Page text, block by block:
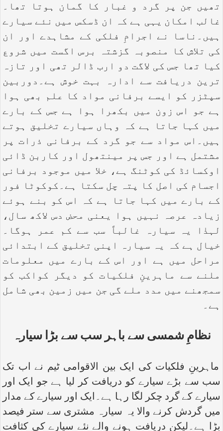
تھیں جن پر گرد و غبار کا گمان ہوتا تھا۔
غالب امکان یہی ہے کہ ان ڈسکس میں نئے سیارے
ہیں۔ناسا نے اجرامِ فلکی کے مشاہدے اور ان
کی تلاش کا منصوبہ گزشتہ برس اگست میں شروع
کیا تھا جس کی لاگت دو ارب ڈالر تھی اور تازہ
ترین دریافت سے ادارہ بہت خوش ہے۔دوربین
سپٹزر کو ایسے برفانی مواد کا علم بھی ہوا
ہے جو اس زون میں بکھرا ہوا ہے جس کے بارے
میں کہا جاتا ہے کہ وہاں سیارے تخلیق ہوتے
ہیں۔اس مواد سے جو گرد کے برفانی ذرات پر
مشتمل ہے اور جس پر مینتھول اور کاربن ڈائی
اوکسائڈ کی کوٹنگ ہے، خلا میں موجود برفانی
اجسام کی اصل کا پتہ چل سکتا ہے۔کوکوٹا فور
کے بارے میں کہا جاتا ہے کہ اس کو بنے ہوئے
زیادہ عرصہ نہیں ہوا یعنی محض دس لاکھ سال،
لہذٰا یہ سیارہ غالباً سب سے کم عمر ہوگا۔
خیال ہے کہ یہ سیارہ اپنی تخلیق کے ابتدائی
مراحل میں ہے اور اس کے بارے میں معلومات
ملنے سے ماہرینِ فلکیات کو دیگر کواکب کو
سمجھنے میں مدد ملے گی جن میں زمین بھی شامل
ہے۔
نظامِ شمسی سے باہر سب سے بڑا سیارہ
ماہرینِ فلکیات کی ایک بین الاقوامی ٹیم نے اب تک
سب سے بڑے سیارے کو دریافت کر لیا ہے جو ایک اور
سیارے کے گرد چکر لگا رہا ہے۔ایک اور سیارے کے مدار
میں گردش کرنے والا یہ سیارہ مشتری سے ستر فیصد
بڑا ہے۔لیکن دریافت ہونے والے نئے سیارے کی کثافت